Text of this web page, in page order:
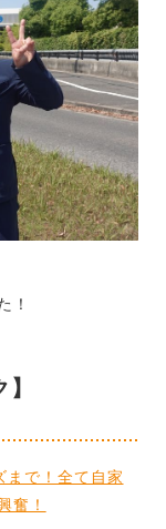
！
まで！全て自家
奮！